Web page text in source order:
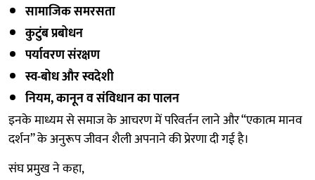
सामाजिक समरसता
कुटुंब प्रबोधन
पर्यावरण संरक्षण
स्व-बोध और स्वदेशी
नियम, कानून व संविधान का पालन
इनके माध्यम से समाज के आचरण में परिवर्तन लाने और “एकात्म मानव
दर्शन” के अनुरूप जीवन शैली अपनाने की प्रेरणा दी गई है।
संघ प्रमुख ने कहा,